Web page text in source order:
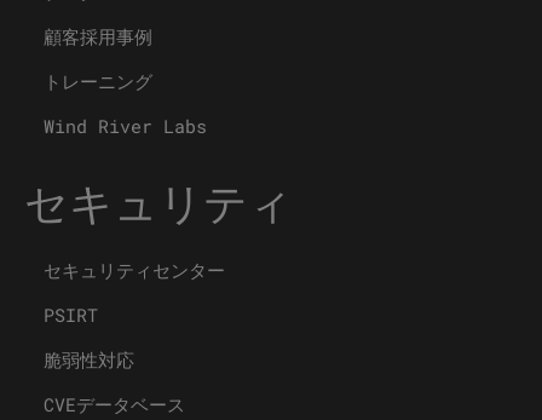
顧客採用事例
トレーニング
Wind River Labs
セキュリティ
セキュリティセンター
PSIRT
脆弱性対応
CVEデータベース